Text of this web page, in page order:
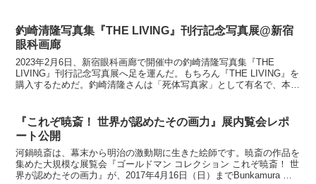
釣崎清隆写真集『THE LIVING』刊行記念写真展@新宿
眼科画廊
2023年2月6日、新宿眼科画廊で開催中の釣崎清隆写真集『THE
LIVING』刊行記念写真展へ足を運んだ。もちろん『THE LIVING』を
購入するためだ。釣崎清隆さんは「死体写真家」として有名で、本人
『これぞ暁斎！ 世界が認めたその画力』展内覧会レポ
ート公開
河鍋暁斎は、幕末から明治の激動期に生きた絵師です。暁斎の作品を
集めた大規模な展覧会『ゴールドマン コレクション これぞ暁斎！ 世
界が認めたその画力』が、2017年4月16日（日）までBunkamura ザ･